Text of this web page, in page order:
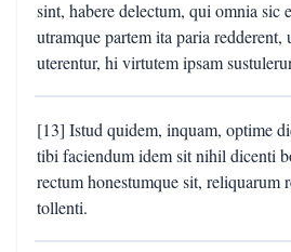
sint, habere delectum, qui omnia sic
utramque partem ita paria redderent,
uterentur, hi virtutem ipsam
[13] Istud quidem, inquam, optime
tibi faciendum idem sit nihil dicenti
rectum honestumque sit, reliquarum
tollenti.